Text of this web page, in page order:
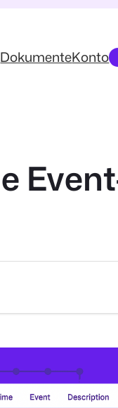
DokumenteKonto